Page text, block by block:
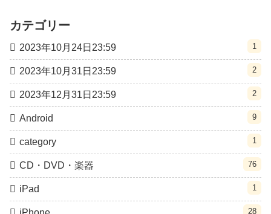
カテゴリー
2023年10月24日23:59 1
2023年10月31日23:59 2
2023年12月31日23:59 2
Android 9
category 1
CD・DVD・楽器 76
iPad 1
28